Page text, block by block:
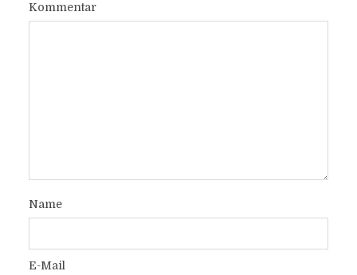
Kommentar
Name
E-Mail